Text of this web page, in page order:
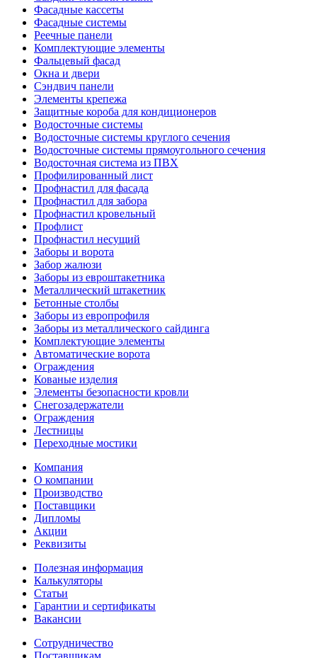
Фасадные кассеты
Фасадные системы
Реечные панели
Комплектующие элементы
Фальцевый фасад
Окна и двери
Сэндвич панели
Элементы крепежа
Защитные короба для кондиционеров
Водосточные системы
Водосточные системы круглого сечения
Водосточные системы прямоугольного сечения
Водосточная система из ПВХ
Профилированный лист
Профнастил для фасада
Профнастил для забора
Профнастил кровельный
Профлист
Профнастил несущий
Заборы и ворота
Забор жалюзи
Заборы из евроштакетника
Металлический штакетник
Бетонные столбы
Заборы из европрофиля
Заборы из металлического сайдинга
Комплектующие элементы
Автоматические ворота
Ограждения
Кованые изделия
Элементы безопасности кровли
Снегозадержатели
Ограждения
Лестницы
Переходные мостики
Компания
О компании
Производство
Поставщики
Дипломы
Акции
Реквизиты
Полезная информация
Калькуляторы
Статьи
Гарантии и сертификаты
Вакансии
Сотрудничество